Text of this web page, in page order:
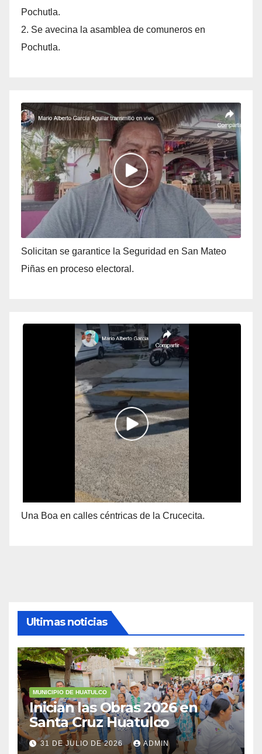
Pochutla.
2. Se avecina la asamblea de comuneros en
Pochutla.
Solicitan se garantice la Seguridad en San Mateo
Piñas en proceso electoral.
Una Boa en calles céntricas de la Crucecita.
Ultimas noticias
MUNICIPIO DE HUATULCO
Inician las Obras 2026 en
Santa Cruz Huatulco
31 DE JULIO DE 2026 ADMIN